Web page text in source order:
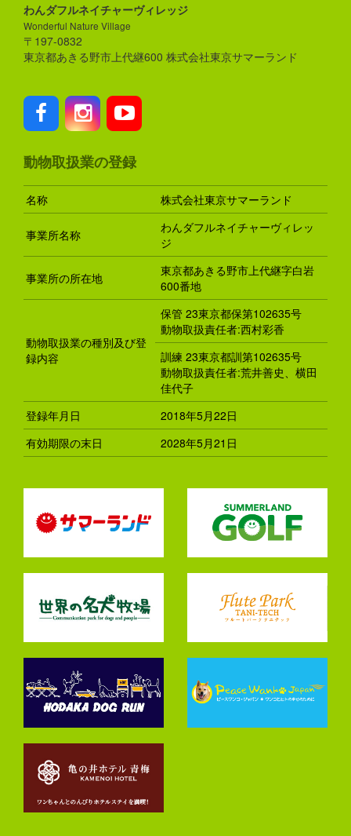
わんダフルネイチャーヴィレッジ
Wonderful Nature Village
〒197-0832
東京都あきる野市上代継600 株式会社東京サマーランド
動物取扱業の登録
名称 株式会社東京サマーランド
事業所名称
わんダフルネイチャーヴィレッ
ジ
事業所の所在地
東京都あきる野市上代継字白岩
600番地
動物取扱業の種別及び登
録内容
保管 23東京都保第102635号
動物取扱責任者:西村彩香
訓練 23東京都訓第102635号
動物取扱責任者:荒井善史、横田
佳代子
登録年月日
2018年5月22日
有効期限の末日
2028年5月21日